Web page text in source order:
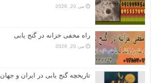
می 20, 2026
راه مخفی خزانه در گنج یابی
می 20, 2026
تاریخچه گنج‌ یابی در ایران و جهان